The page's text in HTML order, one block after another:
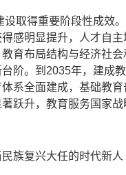
设取得重要阶段性成效
感明显提升，人才自
育布局结构与经济社
阶。到 2035年，建成
系全面建成，基础教
跃升，教育服务国家
族复兴大任的时代新人